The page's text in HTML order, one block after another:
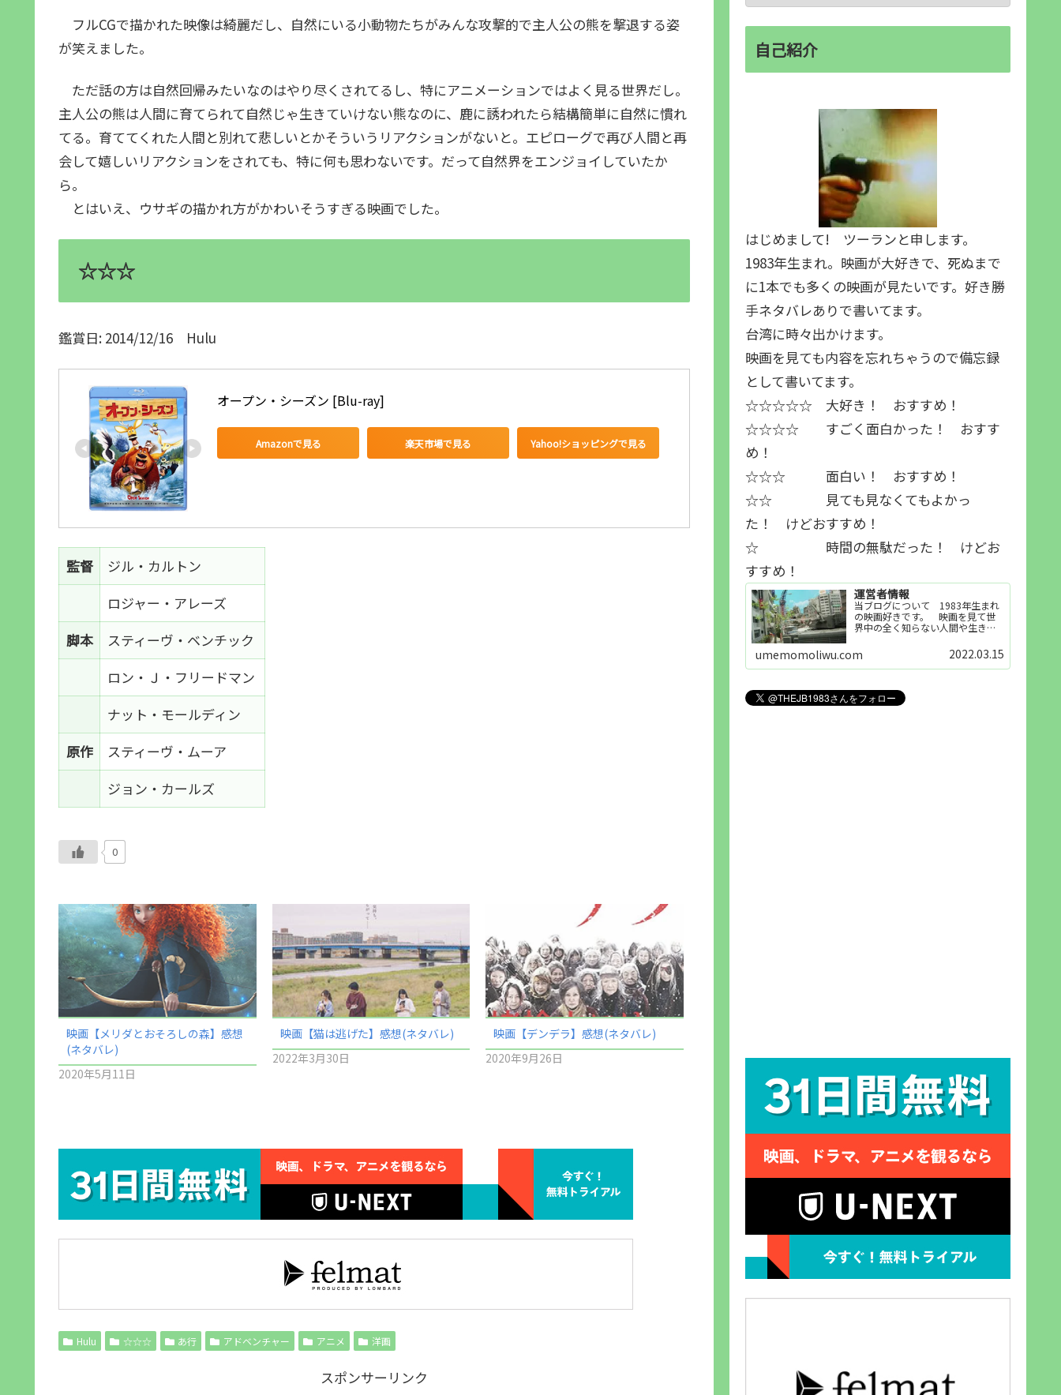
フルCGで描かれた映像は綺麗だし、自然にいる小動物たちがみんな攻撃的で主人公の熊を撃退する姿
が笑えました。
ただ話の方は自然回帰みたいなのはやり尽くされてるし、特にアニメーションではよく見る世界だし。
主人公の熊は人間に育てられて自然じゃ生きていけない熊なのに、鹿に誘われたら結構簡単に自然に慣れ
てる。育ててくれた人間と別れて悲しいとかそういうリアクションがないと。エピローグで再び人間と再
会して嬉しいリアクションをされても、特に何も思わないです。だって自然界をエンジョイしていたか
ら。
とはいえ、ウサギの描かれ方がかわいそうすぎる映画でした。
☆☆☆
鑑賞日: 2014/12/16 Hulu
オープン・シーズン [Blu-ray]
Amazonで見る 楽天市場で見る Yahoo!ショッピングで見る
監督
ジル・カルトン
ロジャー・アレーズ
脚本
スティーヴ・ベンチック
ロン・Ｊ・フリードマン
ナット・モールディン
原作
スティーヴ・ムーア
ジョン・カールズ
0
映画【メリダとおそろしの森】感想
(ネタバレ)
2020年5月11日
映画【猫は逃げた】感想(ネタバレ)
2022年3月30日
映画【デンデラ】感想(ネタバレ)
2020年9月26日
Hulu ☆☆☆ あ行 アドベンチャー アニメ 洋画
スポンサーリンク
自己紹介
はじめまして! ツーランと申します。
1983年生まれ。映画が大好きで、死ぬまで
に1本でも多くの映画が見たいです。好き勝
手ネタバレありで書いてます。
台湾に時々出かけます。
映画を見ても内容を忘れちゃうので備忘録
として書いてます。
☆☆☆☆☆ 大好き！ おすすめ！
☆☆☆☆ すごく面白かった！ おすす
め！
☆☆☆ 面白い！ おすすめ！
☆☆ 見ても見なくてもよかっ
た！ けどおすすめ！
☆ 時間の無駄だった！ けどお
すすめ！
運営者情報
当ブログについて 1983年生まれ
の映画好きです。 映画を見て世
界中の全く知らない人間や生き物
世界知らない世界に触れることが
好きで映画を見てます。「映画を
見られれば幸福度を高い」とわか
umemomoliwu.com 2022.03.15